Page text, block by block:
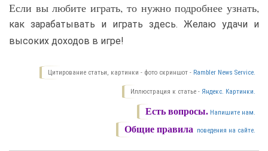
Если вы любите играть, то нужно подробнее узнать,
как зарабатывать и играть здесь. Желаю удачи и
высоких доходов в игре!
Цитирование статьи, картинки - фото скриншот - Rambler News Service.
Иллюстрация к статье - Яндекс. Картинки.
Есть вопросы. Напишите нам.
Общие правила поведения на сайте.